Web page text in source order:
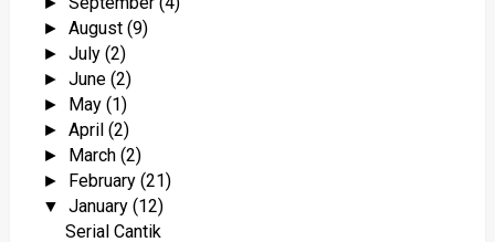
►August(9)
►July(2)
►June(2)
► May(1)
►April(2)
► March(2)
► February(21)
▼January(12)
Serial Cantik